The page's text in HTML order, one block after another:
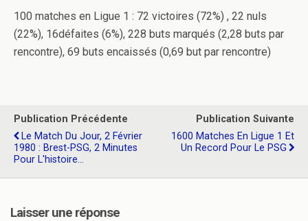
100 matches en Ligue 1 : 72 victoires (72%) , 22 nuls
(22%), 16défaites (6%), 228 buts marqués (2,28 buts par
rencontre), 69 buts encaissés (0,69 but par rencontre)
Publication Précédente
Le Match Du Jour, 2 Février
1980 : Brest-PSG, 2 Minutes
Pour L'histoire...
Publication Suivante
1600 Matches En Ligue 1 Et
Un Record Pour Le PSG
Laisser une réponse